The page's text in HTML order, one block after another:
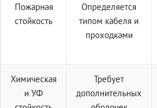
Пожарная
стойкость
Определяется
типом кабеля и
проходками
Химическая
и УФ
Требует
дополнительных